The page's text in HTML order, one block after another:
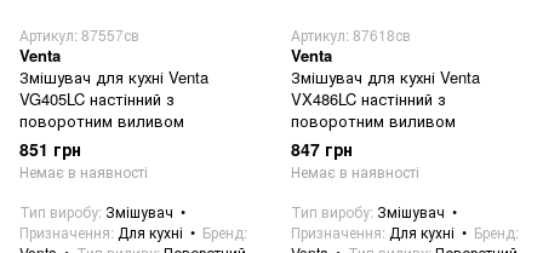
Артикул: 87557св
Venta
Змішувач для кухні Venta
VG405LC настінний з
поворотним виливом
851 грн
Немає в наявності
Тип виробу Змішувач
Призначення Для кухні
Бренд
Артикул: 87618св
Venta
Змішувач для кухні Venta
VX486LC настінний з
поворотним виливом
847 грн
Немає в наявності
Тип виробу Змішувач
Призначення Для кухні
Бренд